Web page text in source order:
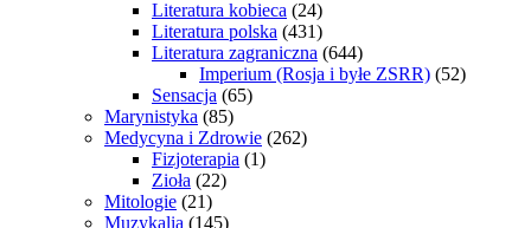
Literatura kobieca (24)
Literatura polska (431)
Literatura zagraniczna (644)
Imperium (Rosja i byłe ZSRR) (52)
Sensacja (65)
Marynistyka (85)
Medycyna i Zdrowie (262)
Fizjoterapia (1)
Zioła (22)
Mitologie (21)
Muzykalia (145)